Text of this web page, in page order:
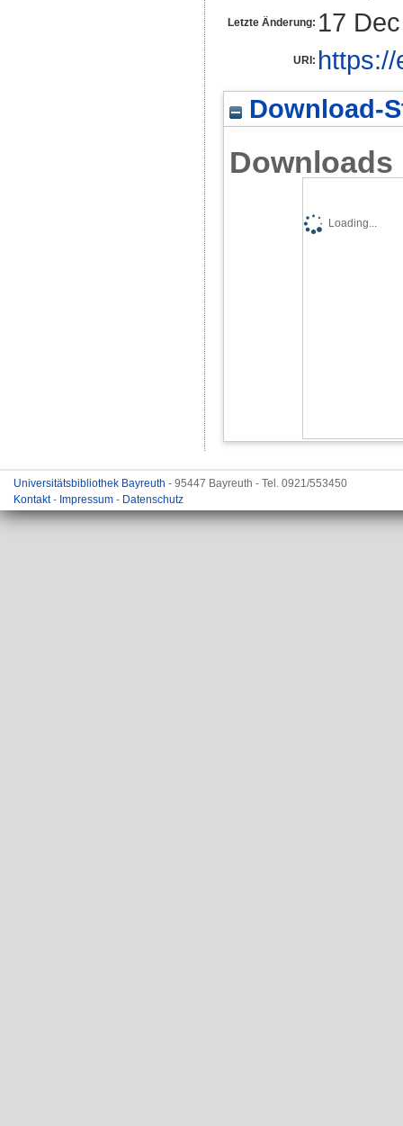
Letzte Änderung: 17
URI:
Download-
Downloads
Loading...
Universitätsbibliothek Bayreuth - 95447 Bayreuth - Tel. 0921/553450
Kontakt- Impressum - Datenschutz